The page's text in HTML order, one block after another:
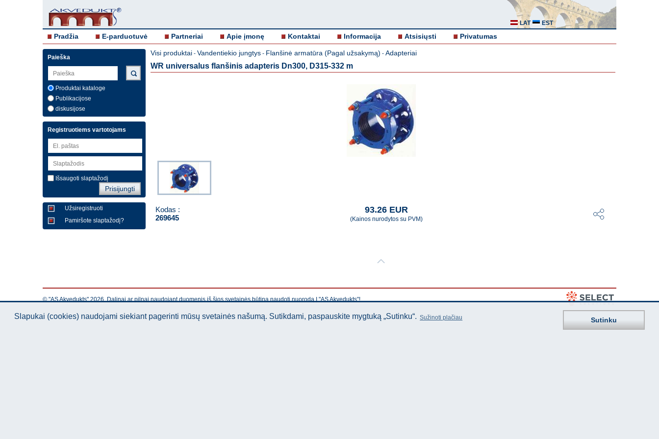
LAT EST
Pradžia E-parduotuvė Partneriai Apie įmonę Kontaktai Informacija Atsisiųsti Privatumas
Paieška
Produktai kataloge
Publikacijose
diskusijose
Registruotiems vartotojams
Išsaugoti slaptažodį
Užsiregistruoti
Pamiršote slaptažodį?
Visi produktai - Vandentiekio jungtys - Flanšinė armatūra (Pagal užsakymą) - Adapteriai
WR universalus flanšinis adapteris Dn300, D315-332 m
Kodas :
269645
93.26 EUR
(Kainos nurodytos su PVM)
© "AS Akvedukts" 2026. Dalinai ar pilnai naudojant duomenis iš šios svetainės būtina naudoti nuorodą Į "AS Akvedukts"!
Slapukai (cookies) naudojami siekiant pagerinti mūsų svetainės našumą. Sutikdami, paspauskite mygtuką „Sutinku“. Sužinoti plačiau Sutinku